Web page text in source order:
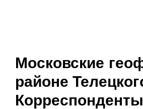
Московские
районе